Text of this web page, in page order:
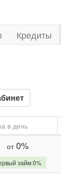
Кредиты
в день
от0%
займ 0%